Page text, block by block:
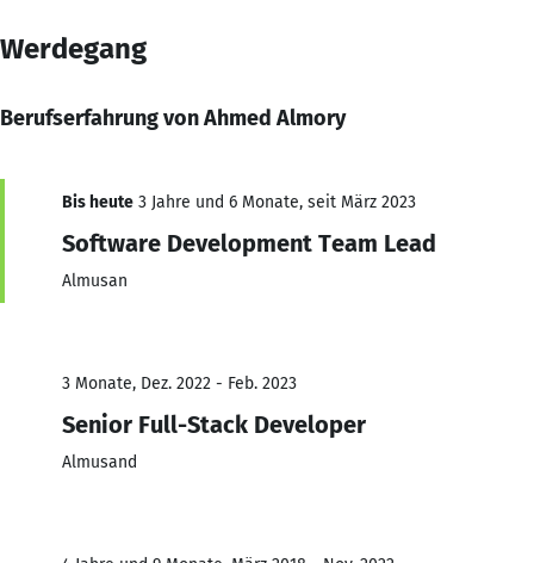
Werdegang
Berufserfahrung von Ahmed Almory
Bis heute 3 Jahre und 6 Monate, seit März 2023
Software Development Team Lead
Almusan
3 Monate, Dez. 2022 - Feb. 2023
Senior Full-Stack Developer
Almusand